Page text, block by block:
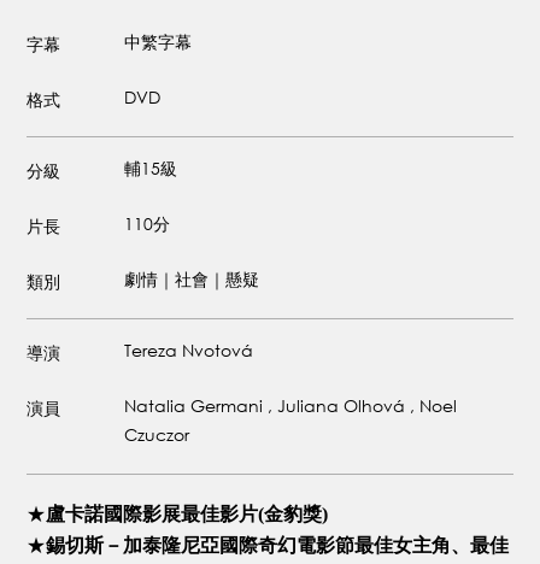
字幕 中繁字幕
格式 DVD
分級 輔15級
片長 110分
類別 劇情｜社會｜懸疑
導演 Tereza Nvotová
演員
Natalia Germani , Juliana Olhová , Noel
Czuczor
★盧卡諾國際影展最佳影片(金豹獎)
★錫切斯－加泰隆尼亞國際奇幻電影節最佳女主角、最佳